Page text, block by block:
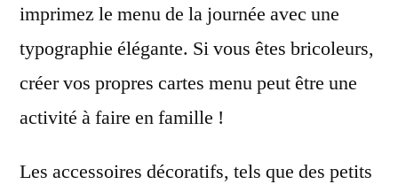
imprimez le menu de la journée avec une
typographie élégante. Si vous êtes bricoleurs,
créer vos propres cartes menu peut être une
activité à faire en famille !
Les accessoires décoratifs, tels que des petits